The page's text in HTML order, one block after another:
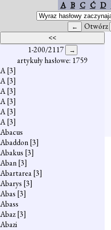
A B C Ć D
Otwórz
1-200/2117
artykuły hasłowe: 1759
A[3]
A[3]
A[3]
A[3]
A[3]
A[3]
Abacus
Abaddon[3]
Abakus [3]
Aban[3]
Abartarea[3]
Abarys [3]
Abas [3]
Abass
Abaz[3]
Abazi